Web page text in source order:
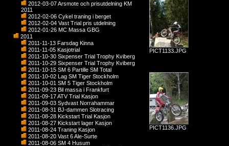
2012-03-07 Arsmote och prisutdelning KM
2011
2012-02-06 Cykel traning i berget
2012-02-04 Vast Trial pris utdelning
2012-01-26 MC Massa GBG
2011
2011-11-13 Farsdag Kinna
2011-11-05 Kasjotrial
2011-10-30 Sixpenser Trial Trophy Kviberg
2011-10-29 Sixpenser Trial Trophy Kviberg
2011-10-15 SM 6 Partille SM Total
2011-10-02 Lag SM Tiger Stockholm
2011-10-01 SM 5 Tiger Stockholm
2011-09-23 Bil massa i Frankfurt
2011-09-17 ATV Trial Kasjon
2011-09-03 Sydvast Norrahammar
2011-08-31 BJ-dammen Slotracing
2011-08-28 Kickstart Trial Kasjon
2011-08-27 Kickstart lager Kasjon
2011-08-24 Traning Kasjon
2011-08-20 Vast 6 Ale-Surte
2011-08-06 SM 4 Husum
PICT1133.JPG
PICT1136.JPG